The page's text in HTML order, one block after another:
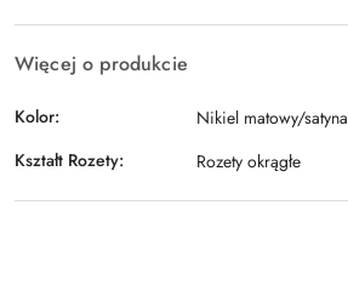
Więcej o produkcie
Kolor:
Nikiel matowy/satyna
Kształt Rozety:
Rozety okrągłe